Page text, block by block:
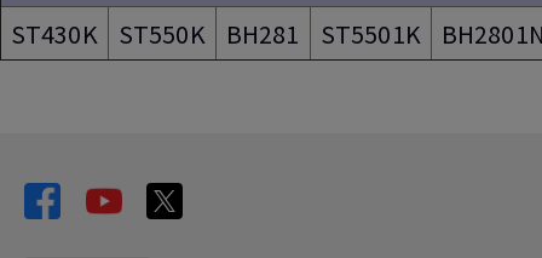
ST430K
ST550K BH281 ST5501K